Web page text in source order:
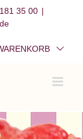
35 00 |